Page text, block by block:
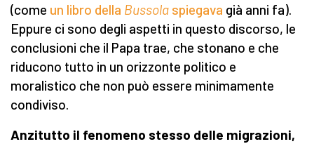
(come un libro della Bussola spiegava già anni fa).
Eppure ci sono degli aspetti in questo discorso, le
conclusioni che il Papa trae, che stonano e che
riducono tutto in un orizzonte politico e
moralistico che non può essere minimamente
condiviso.
Anzitutto il fenomeno stesso delle migrazioni,